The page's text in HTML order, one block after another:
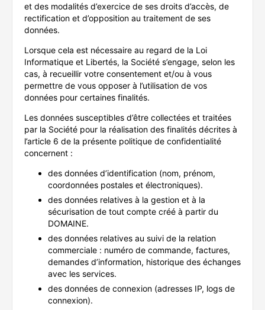
et des modalités d’exercice de ses droits d’accès, de
rectification et d’opposition au traitement de ses
données.
Lorsque cela est nécessaire au regard de la Loi
Informatique et Libertés, la Société s’engage, selon les
cas, à recueillir votre consentement et/ou à vous
permettre de vous opposer à l’utilisation de vos
données pour certaines finalités.
Les données susceptibles d’être collectées et traitées
par la Société pour la réalisation des finalités décrites à
l’article 6 de la présente politique de confidentialité
concernent :
des données d’identification (nom, prénom,
coordonnées postales et électroniques).
des données relatives à la gestion et à la
sécurisation de tout compte créé à partir du
DOMAINE.
des données relatives au suivi de la relation
commerciale : numéro de commande, factures,
demandes d’information, historique des échanges
avec les services.
des données de connexion (adresses IP, logs de
connexion).